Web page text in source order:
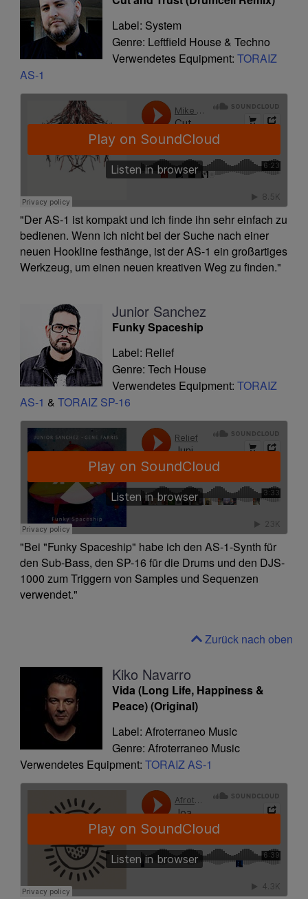
Label: System
Genre: Leftfield House & Techno
Verwendetes Equipment: TORAIZ
AS-1
"Der AS-1 ist kompakt und ich finde ihn sehr einfach zu
bedienen. Wenn ich nicht bei der Suche nach einer
neuen Hookline festhänge, ist der AS-1 ein großartiges
Werkzeug, um einen neuen kreativen Weg zu finden."
Junior Sanchez
Funky Spaceship
Label: Relief
Genre: Tech House
Verwendetes Equipment: TORAIZ
AS-1 & TORAIZ SP-16
"Bei "Funky Spaceship" habe ich den AS-1-Synth für
den Sub-Bass, den SP-16 für die Drums und den DJS-
1000 zum Triggern von Samples und Sequenzen
verwendet."
Zurück nach oben
Kiko Navarro
Vida (Long Life, Happiness &
Peace) (Original)
Label: Afroterraneo Music
Genre: Afroterraneo Music
Verwendetes Equipment: TORAIZ AS-1